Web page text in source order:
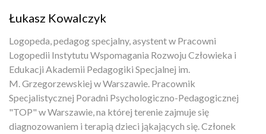
Łukasz Kowalczyk
Logopeda, pedagog specjalny, asystent w Pracowni
Logopedii Instytutu Wspomagania Rozwoju Człowieka i
Edukacji Akademii Pedagogiki Specjalnej im.
M. Grzegorzewskiej w Warszawie. Pracownik
Specjalistycznej Poradni Psychologiczno-Pedagogicznej
"TOP" w Warszawie, na której terenie zajmuje się
diagnozowaniem i terapią dzieci jąkających się. Członek